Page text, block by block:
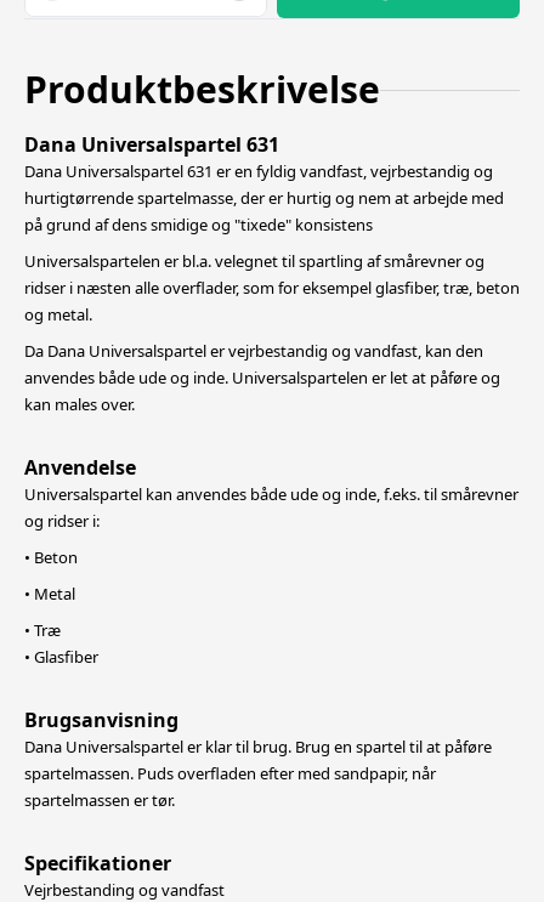
Produktbeskrivelse
Dana Universalspartel 631
Dana Universalspartel 631 er en fyldig vandfast, vejrbestandig og
hurtigtørrende spartelmasse, der er hurtig og nem at arbejde med
på grund af dens smidige og "tixede" konsistens
Universalspartelen er bl.a. velegnet til spartling af smårevner og
ridser i næsten alle overflader, som for eksempel glasfiber, træ, beton
og metal.
Da Dana Universalspartel er vejrbestandig og vandfast, kan den
anvendes både ude og inde. Universalspartelen er let at påføre og
kan males over.
Anvendelse
Universalspartel kan anvendes både ude og inde, f.eks. til smårevner
og ridser i:
• Beton
• Metal
• Træ
• Glasfiber
Brugsanvisning
Dana Universalspartel er klar til brug. Brug en spartel til at påføre
spartelmassen. Puds overfladen efter med sandpapir, når
spartelmassen er tør.
Specifikationer
Vejrbestanding og vandfast